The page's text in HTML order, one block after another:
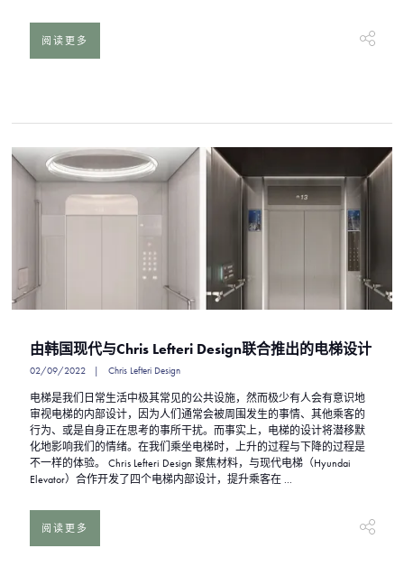
阅读更多
由韩国现代与Chris Lefteri Design联合推出的电梯设计
02/09/2022 Chris Lefteri Design
电梯是我们日常生活中极其常见的公共设施，然而极少有人会有意识地
审视电梯的内部设计，因为人们通常会被周围发生的事情、其他乘客的
行为、或是自身正在思考的事所干扰。而事实上，电梯的设计将潜移默
化地影响我们的情绪。在我们乘坐电梯时，上升的过程与下降的过程是
不一样的体验。 Chris Lefteri Design 聚焦材料，与现代电梯（Hyundai
Elevator）合作开发了四个电梯内部设计，提升乘客在 ...
阅读更多